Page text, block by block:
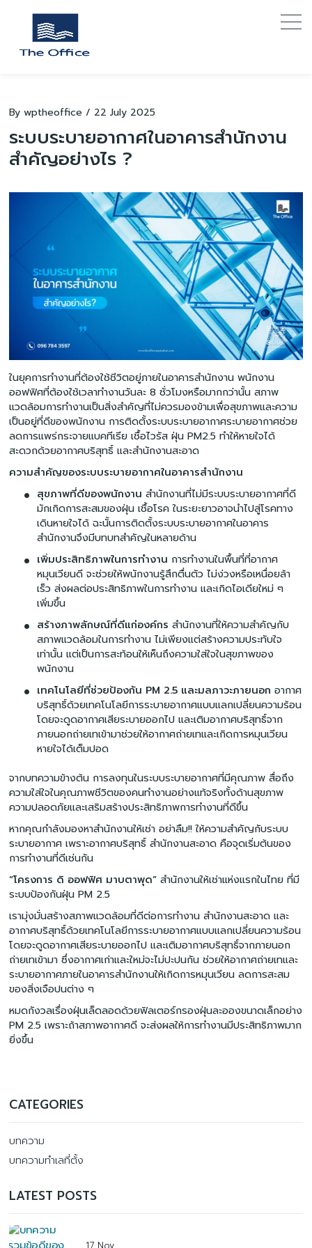
ระบบระบายอากาศในอาคารสำนักงาน
สำคัญอย่างไร ?
Bywptheoffice/ 22 July 2025
ในยุคการทำงานที่ต้องใช้ชีวิตอยู่ภายในอาคารสำนักงาน พนักงาน
ออฟฟิศที่ต้องใช้เวลาทำงานวันละ 8 ชั่วโมงหรือมากกว่านั้น สภาพ
แวดล้อมการทำงานเป็นสิ่งสำคัญที่ไม่ควรมองข้ามเพื่อสุขภาพและความ
เป็นอยู่ที่ดีของพนักงาน การติดตั้งระบบระบายอากาศระบายอากาศช่วย
ลดการแพร่กระจายแบคทีเรีย เชื้อไวรัส ฝุ่น PM2.5 ทำให้หายใจได้
สะดวกด้วยอากาศบริสุทธิ์ และสำนักงานสะอาด
ความสำคัญของระบบระบายอากาศในอาคารสำนักงาน
สุขภาพที่ดีของพนักงาน สำนักงานที่ไม่มีระบบระบายอากาศที่ดี
มักเกิดการสะสมของฝุ่น เชื้อโรค ในระยะยาวอาจนำไปสู่โรคทาง
เดินหายใจได้ ฉะนั้นการติดตั้งระบบระบายอากาศในอาคาร
สำนักงานจึงมีบทบทสำคัญในหลายด้าน
เพิ่มประสิทธิภาพในการทำงาน การทำงานในพื้นที่ที่อากาศ
หมุนเวียนดี จะช่วยให้พนักงานรู้สึกตื่นตัว ไม่ง่วงหรือเหนื่อยล้า
เร็ว ส่งผลต่อประสิทธิภาพในการทำงาน และเกิดไอเดียใหม่ ๆ
เพิ่มขึ้น
สร้างภาพลักษณ์ที่ดีแก่องค์กร สำนักงานที่ให้ความสำคัญกับ
สภาพแวดล้อมในการทำงาน ไม่เพียงแต่สร้างความประทับใจ
เท่านั้น แต่เป็นการสะท้อนให้เห็นถึงความใส่ใจในสุขภาพของ
พนักงาน
เทคโนโลยีที่ช่วยป้องกัน PM 2.5 และมลภาวะภายนอก อากาศ
บริสุทธิ์ด้วยเทคโนโลยีการระบายอากาศแบบแลกเปลี่ยนความร้อน
โดยจะดูดอากาศเสียระบายออกไป และเติมอากาศบริสุทธิ์จาก
ภายนอกถ่ายเทเข้ามาช่วยให้อากาศถ่ายเทและเกิดการหมุนเวียน
หายใจได้เต็มปอด
จากบทความข้างต้น การลงทุนในระบบระบายอากาศที่มีคุณภาพ สื่อถึง
ความใส่ใจในคุณภาพชีวิตของคนทำงานอย่างแท้จริงทั้งด้านสุขภาพ
ความปลอดภัยและเสริมสร้างประสิทธิภาพการทำงานที่ดีขึ้น
หากคุณกำลังมองหาสำนักงานให้เช่า อย่าลืม!! ให้ความสำคัญกับระบบ
ระบายอากาศ เพราะอากาศบริสุทธิ์ สำนักงานสะอาด คือจุดเริ่มต้นของ
การทำงานที่ดีเช่นกัน
“โครงการ ดิ ออฟฟิศ มาบตาพุด” สำนักงานให้เช่าแห่งแรกในไทย ที่มี
ระบบป้องกันฝุ่น PM 2.5
เรามุ่งมั่นสร้างสภาพแวดล้อมที่ดีต่อการทำงาน สำนักงานสะอาด และ
อากาศบริสุทธิ์ด้วยเทคโนโลยีการระบายอากาศแบบแลกเปลี่ยนความร้อน
โดยจะดูดอากาศเสียระบายออกไป และเติมอากาศบริสุทธิ์จากภายนอก
ถ่ายเทเข้ามา ซึ่งอากาศเก่าและใหม่จะไม่ปะปนกัน ช่วยให้อากาศถ่ายเทและ
ระบายอากาศภายในอาคารสำนักงานให้เกิดการหมุนเวียน ลดการสะสม
ของสิ่งเจือปนต่าง ๆ
หมดกังวลเรื่องฝุ่นเล็ดลอดด้วยฟิลเตอร์กรองฝุ่นละอองขนาดเล็กอย่าง
PM 2.5 เพราะถ้าสภาพอากาศดี จะส่งผลให้การทำงานมีประสิทธิภาพมาก
ยิ่งขึ้น
CATEGORIES
บทความ
บทความทำเลที่ตั้ง
LATEST POSTS